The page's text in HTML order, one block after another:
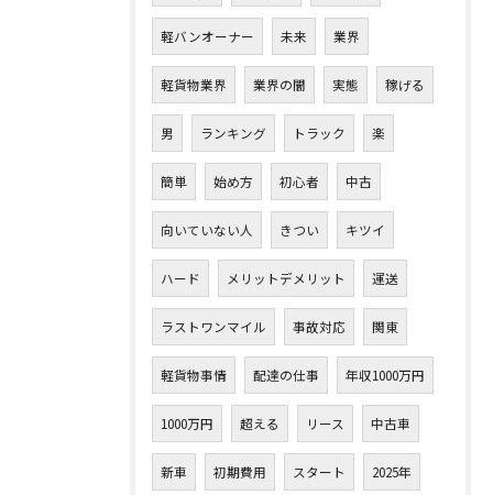
軽バンオーナー 未来 業界
軽貨物業界 業界の闇 実態 稼げる
男 ランキング トラック 楽
簡単 始め方 初心者 中古
向いていない人 きつい キツイ
ハード メリットデメリット 運送
ラストワンマイル 事故対応 関東
軽貨物事情 配達の仕事 年収1000万円
1000万円 超える リース 中古車
新車 初期費用 スタート 2025年